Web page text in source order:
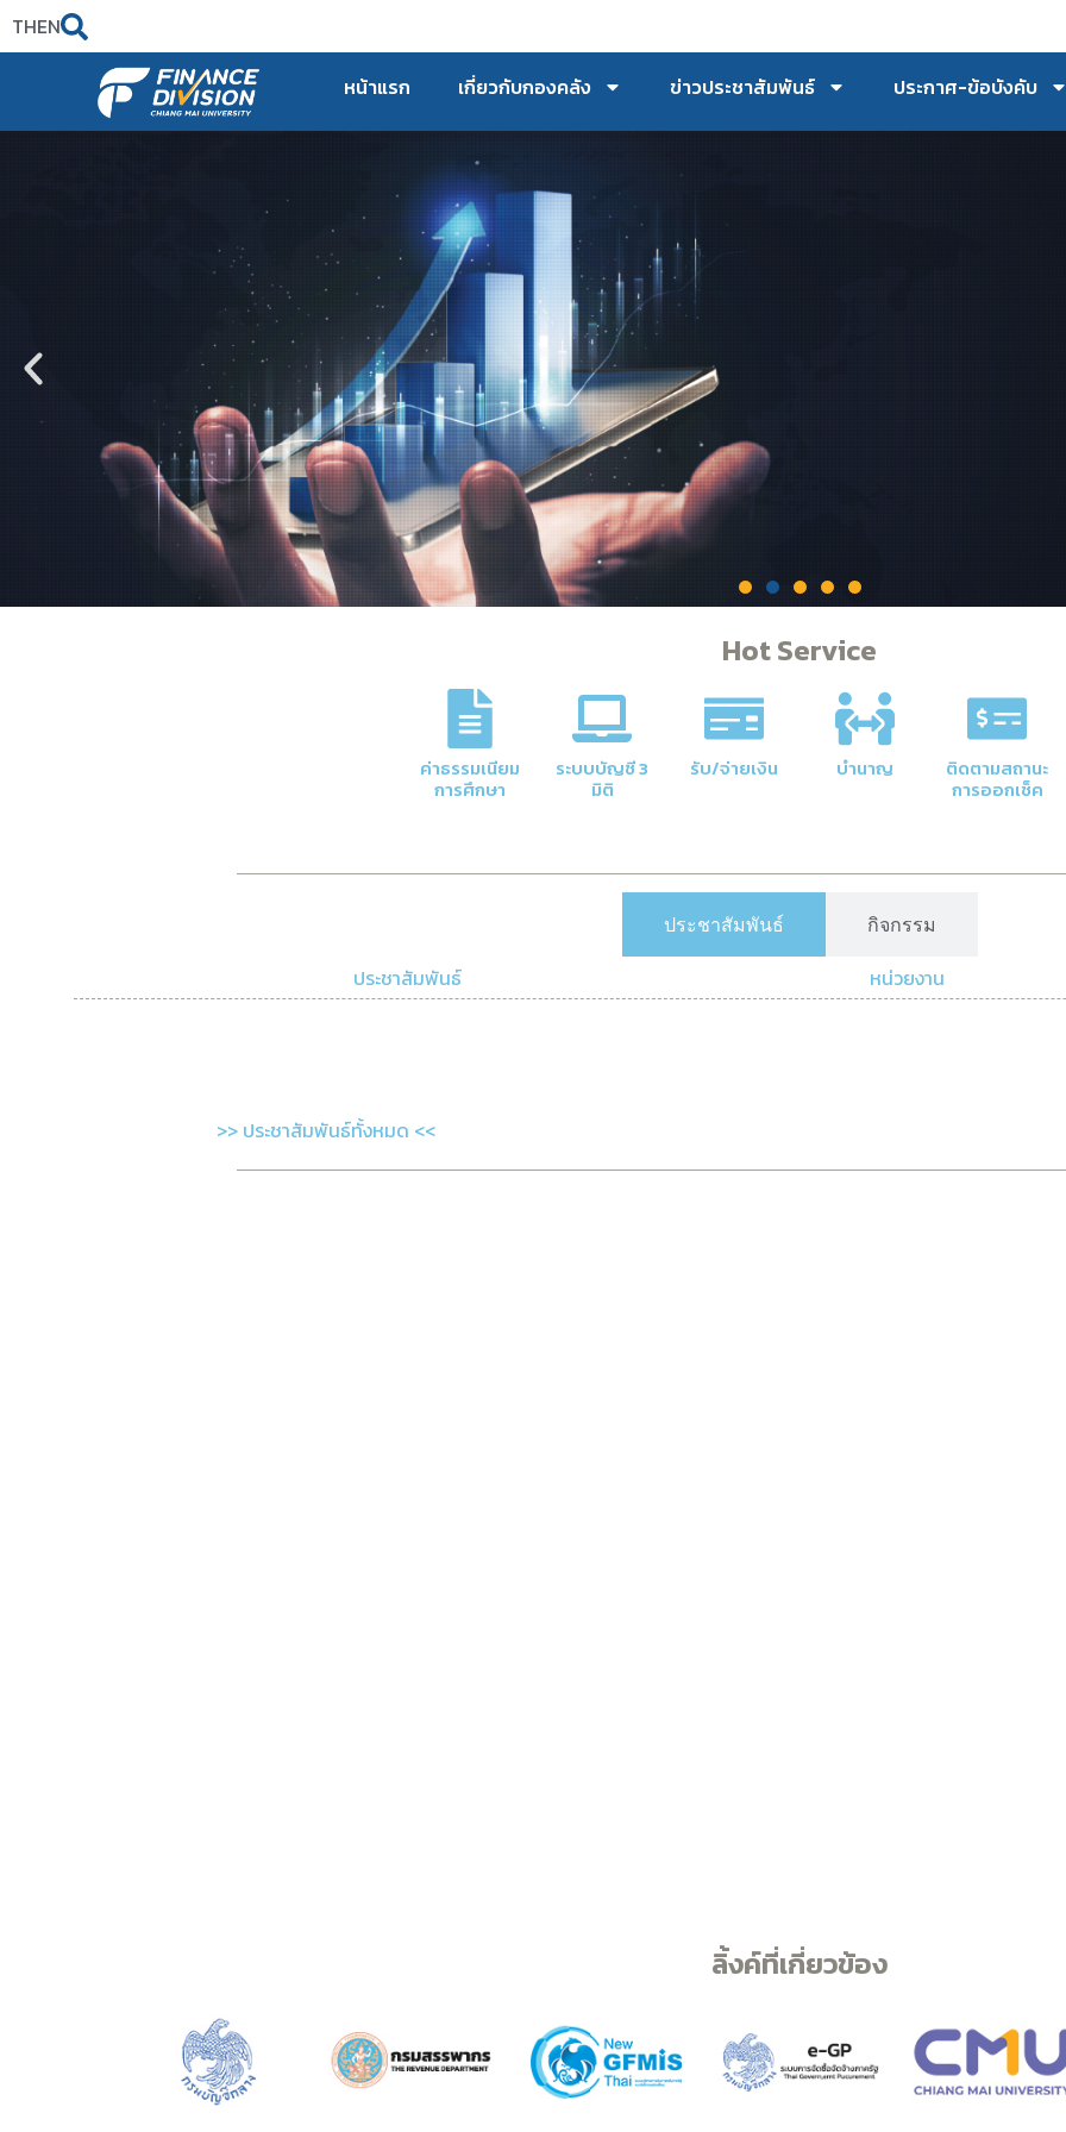
THEN
หน้าแรก เกี่ยวกับกองคลัง ข่าวประชาสัมพันธ์ ประกาศ-ข้อบังคับ
ภารกิจหลักของกองคลัง
การจัดการด้านการเงินและบัญชีของมหาวิทยาลัยให้มี
ความโปร่งใสและมีประสิทธิภาพ
Hot Service
ค่าธรรมเนียม
การศึกษา
ระบบบัญชี 3
มิติ
รับ/จ่ายเงิน บำนาญ ติดตามสถานะ
การออกเช็ค
ประชาสัมพันธ์ กิจกรรม
ประชาสัมพันธ์ หน่วยงาน
>> ประชาสัมพันธ์ทั้งหมด <<
ลิ้งค์ที่เกี่ยวข้อง